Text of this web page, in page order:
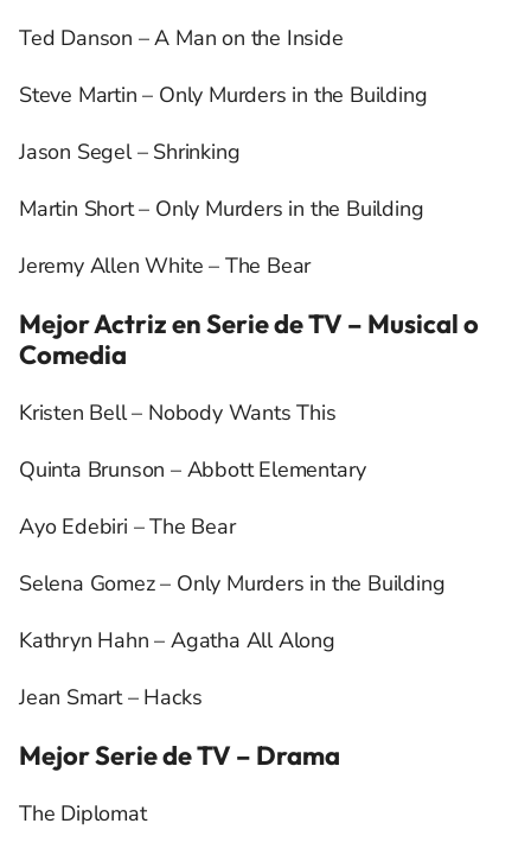
Ted Danson – A Man on the Inside
Steve Martin – Only Murders in the Building
Jason Segel – Shrinking
Martin Short – Only Murders in the Building
Jeremy Allen White – The Bear
Mejor Actriz en Serie de TV – Musical o
Comedia
Kristen Bell – Nobody Wants This
Quinta Brunson – Abbott Elementary
Ayo Edebiri – The Bear
Selena Gomez – Only Murders in the Building
Kathryn Hahn – Agatha All Along
Jean Smart – Hacks
Mejor Serie de TV – Drama
The Diplomat